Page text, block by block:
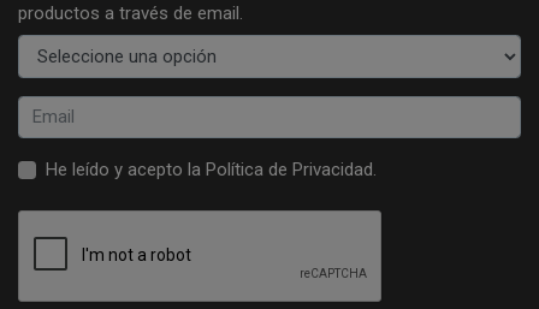
productos a través de email.
He leído y acepto la Política de Privacidad.